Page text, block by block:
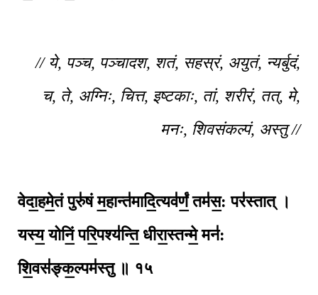
// ये, पञ्च, पञ्चादश, शतं, सहस्रं, अयुतं, न्यर्बुदं,
च, ते, अग्निः, चित्त, इष्टकाः, तां, शरीरं, तत्, मे,
मनः, शिवसंकल्पं, अस्तु //
वेदा॒हमे॒तं पुरु॑षं म॒हान्त॑मादि॒त्यव॑र्णं॒ तम॑स॒: पर॑स्तात् ।
यस्य॒ योनिं॒ परि॒पश्य॑न्ति॒ धीरा॒स्तन्मे॒ मन॑:
शि॒वस॑ङ्क॒ल्पम॑स्तु ॥ १५